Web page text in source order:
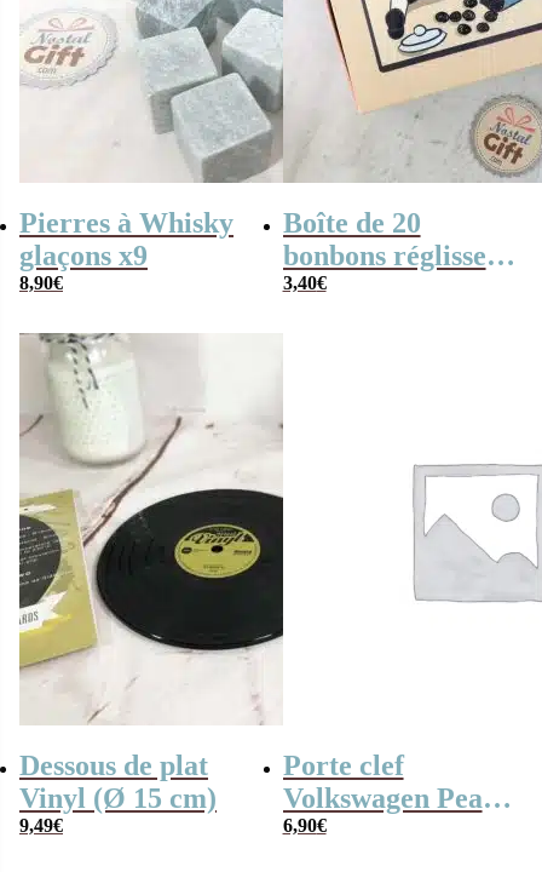
Pierres à Whisky
glaçons x9
8,90€
Boîte de 20
bonbons réglisses
Rotella
3,40€
Dessous de plat
Vinyl (Ø 15 cm)
9,49€
Porte clef
Volkswagen Peace
and Love – modèle
6,90€